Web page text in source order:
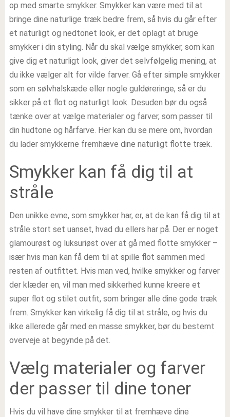
op med smarte smykker. Smykker kan være med til at
bringe dine naturlige træk bedre frem, så hvis du går efter
et naturligt og nedtonet look, er det oplagt at bruge
smykker i din styling. Når du skal vælge smykker, som kan
give dig et naturligt look, giver det selvfølgelig mening, at
du ikke vælger alt for vilde farver. Gå efter simple smykker
som en sølvhalskæde eller nogle guldøreringe, så er du
sikker på et flot og naturligt look. Desuden bør du også
tænke over at vælge materialer og farver, som passer til
din hudtone og hårfarve. Her kan du se mere om, hvordan
du lader smykkerne fremhæve dine naturligt flotte træk.
Smykker kan få dig til at
stråle
Den unikke evne, som smykker har, er, at de kan få dig til at
stråle stort set uanset, hvad du ellers har på. Der er noget
glamourøst og luksuriøst over at gå med flotte smykker –
især hvis man kan få dem til at spille flot sammen med
resten af outfittet. Hvis man ved, hvilke smykker og farver
der klæder en, vil man med sikkerhed kunne kreere et
super flot og stilet outfit, som bringer alle dine gode træk
frem. Smykker kan virkelig få dig til at stråle, og hvis du
ikke allerede går med en masse smykker, bør du bestemt
overveje at begynde på det.
Vælg materialer og farver
der passer til dine toner
Hvis du vil have dine smykker til at fremhæve dine